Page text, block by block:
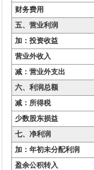
财务费用
五、营业利润
加：投资收益
营业外收入
减：营业外支出
六、利润总额
减：所得税
少数股东损益
七、净利润
加：年初未分配利润
盈余公积转入